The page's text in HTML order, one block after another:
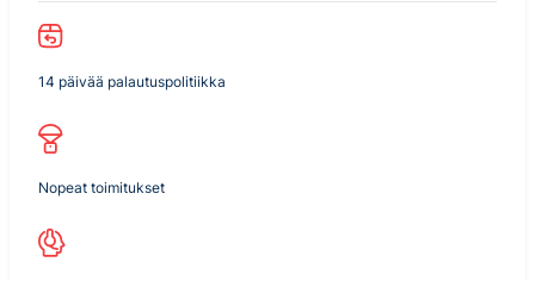
14 päivää palautuspolitiikka
Nopeat toimitukset